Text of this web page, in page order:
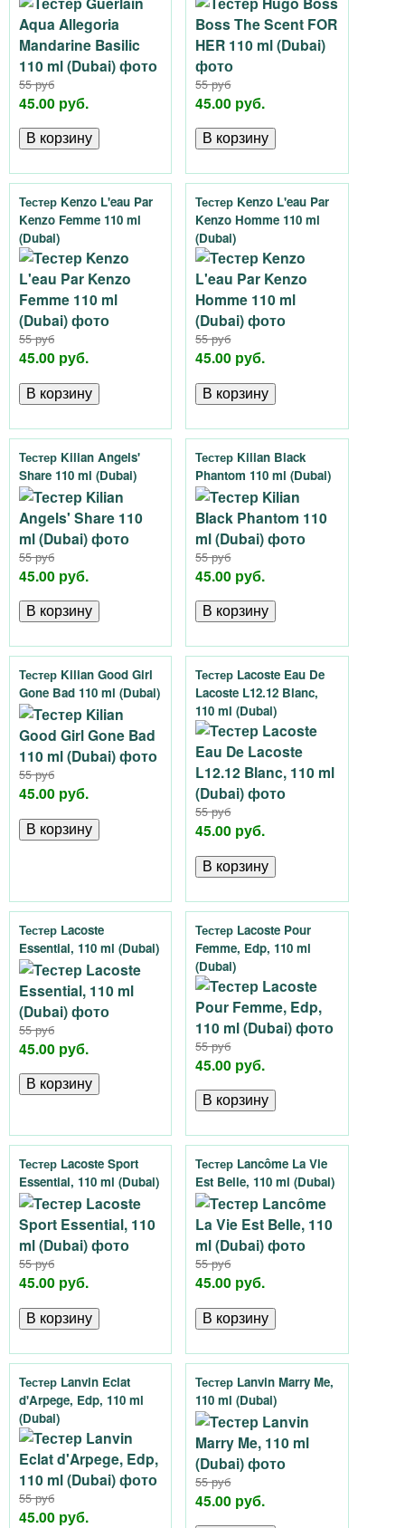
55 руб
45.00 руб.
55 руб
45.00 руб.
Тестер Kenzo L'eau Par
Kenzo Femme 110 ml
(Dubai)
55 руб
45.00 руб.
Тестер Kenzo L'eau Par
Kenzo Homme 110 ml
(Dubai)
55 руб
45.00 руб.
Тестер Kilian Angels'
Share 110 ml (Dubai)
55 руб
45.00 руб.
Тестер Kilian Black
Phantom 110 ml (Dubai)
55 руб
45.00 руб.
Тестер Kilian Good Girl
Gone Bad 110 ml (Dubai)
55 руб
45.00 руб.
Тестер Lacoste Eau De
Lacoste L12.12 Blanc,
110 ml (Dubai)
55 руб
45.00 руб.
Тестер Lacoste
Essential, 110 ml (Dubai)
55 руб
45.00 руб.
Тестер Lacoste Pour
Femme, Edp, 110 ml
(Dubai)
55 руб
45.00 руб.
Тестер Lacoste Sport
Essential, 110 ml (Dubai)
55 руб
45.00 руб.
Тестер Lancôme La Vie
Est Belle, 110 ml (Dubai)
55 руб
45.00 руб.
Тестер Lanvin Eclat
d'Arpege, Edp, 110 ml
(Dubai)
55 руб
45.00 руб.
Тестер Lanvin Marry Me,
110 ml (Dubai)
55 руб
45.00 руб.